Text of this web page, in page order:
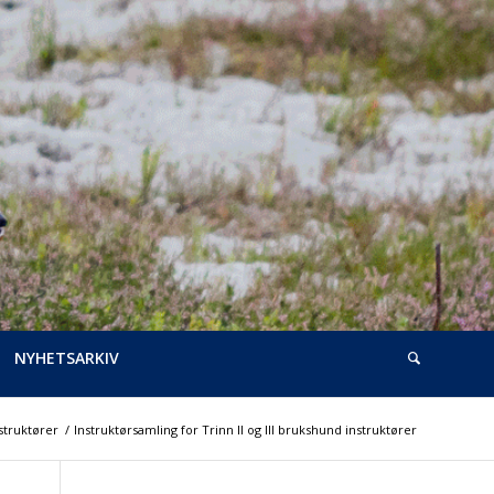
NYHETSARKIV
/ Instruktørsamling for Trinn II og III brukshund instruktører